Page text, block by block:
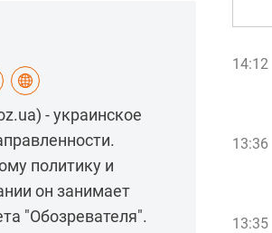
- украинское
политику и
он занимает
"Обозревателя".
14:12
13:36
13:35